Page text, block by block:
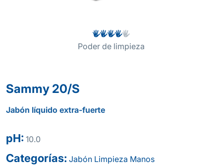
Poder de limpieza
Sammy 20/S
Jabón líquido extra-fuerte
pH: 10.0
Categorías: Jabón Limpieza Manos